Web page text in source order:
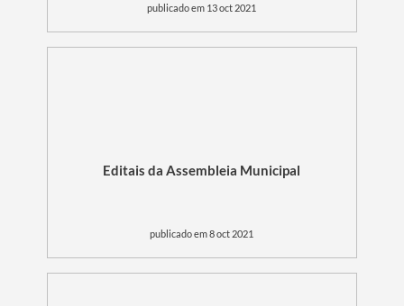
publicado em 13 oct 2021
Editais da Assembleia Municipal
publicado em 8 oct 2021